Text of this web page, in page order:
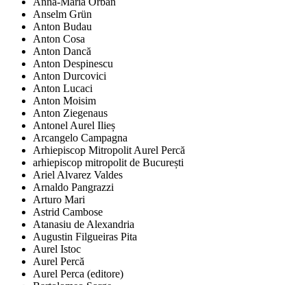
Anselm Grün
Anton Budau
Anton Cosa
Anton Dancă
Anton Despinescu
Anton Durcovici
Anton Lucaci
Anton Moisim
Anton Ziegenaus
Antonel Aurel Ilieș
Arcangelo Campagna
Arhiepiscop Mitropolit Aurel Percă
arhiepiscop mitropolit de București
Ariel Alvarez Valdes
Arnaldo Pangrazzi
Arturo Mari
Astrid Cambose
Atanasiu de Alexandria
Augustin Filgueiras Pita
Aurel Istoc
Aurel Percă
Aurel Perca (editore)